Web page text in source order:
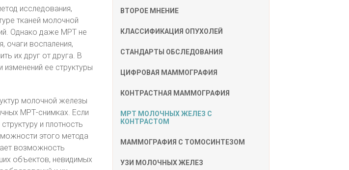
исследования,
тканей молочной
Однако даже МРТ не
очаги воспаления,
их друг от друга. В
изменений ее структуры
молочной железы
МРТ-снимках. Если
и плотность
этого метода
возможность
объектов, невидимых
ВТОРОЕ МНЕНИЕ
КЛАССИФИКАЦИЯ ОПУХОЛЕЙ
СТАНДАРТЫ ОБСЛЕДОВАНИЯ
ЦИФРОВАЯ МАММОГРАФИЯ
КОНТРАСТНАЯ МАММОГРАФИЯ
МРТ МОЛОЧНЫХ ЖЕЛЕЗ С
КОНТРАСТОМ
МАММОГРАФИЯ С ТОМОСИНТЕЗОМ
УЗИ МОЛОЧНЫХ ЖЕЛЕЗ